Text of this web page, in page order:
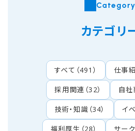
Category
カテゴリ
すべて （491） 仕事
採用関連 （32） 自
技術・知識 （34） イ
福利厚生 （28） サー